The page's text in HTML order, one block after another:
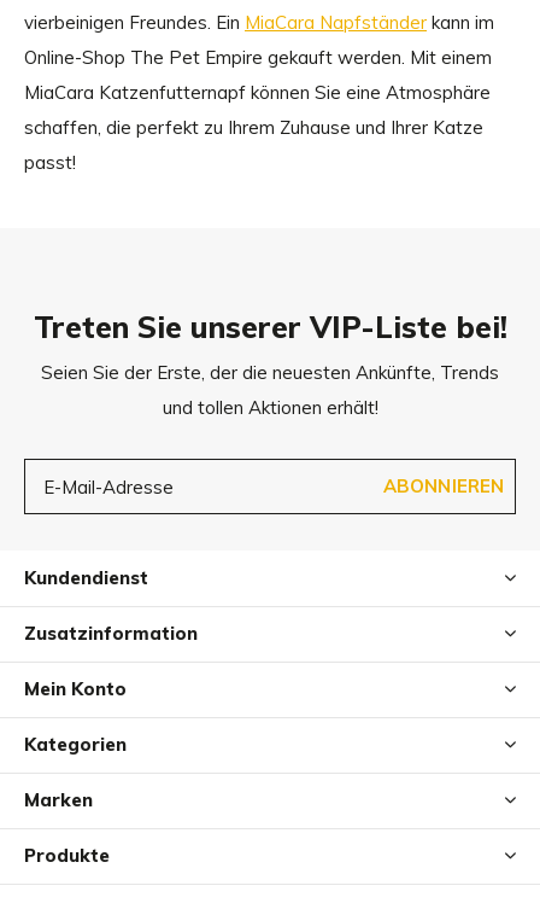
vierbeinigen Freundes. Ein MiaCara Napfständer kann im
Online-Shop The Pet Empire gekauft werden. Mit einem
MiaCara Katzenfutternapf können Sie eine Atmosphäre
schaffen, die perfekt zu Ihrem Zuhause und Ihrer Katze
passt!
Treten Sie unserer VIP-Liste bei!
Seien Sie der Erste, der die neuesten Ankünfte, Trends
und tollen Aktionen erhält!
ABONNIEREN
Kundendienst
Zusatzinformation
Mein Konto
Kategorien
Marken
Produkte